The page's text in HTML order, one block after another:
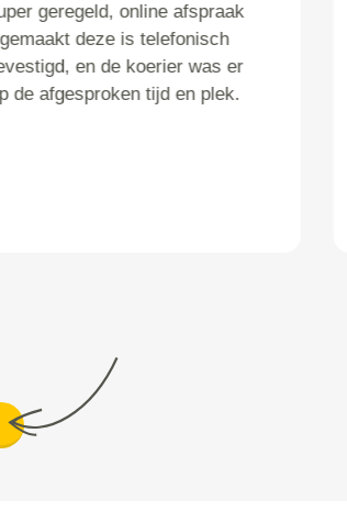
Geheel gehandeld volgens
afspraak ! Zeer vriendelijke
chauffeur